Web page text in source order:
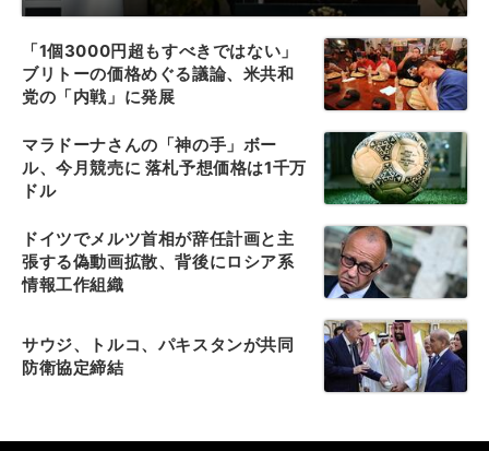
「1個3000円超もすべきではない」
ブリトーの価格めぐる議論、米共和
党の「内戦」に発展
マラドーナさんの「神の手」ボー
ル、今月競売に 落札予想価格は1千万
ドル
ドイツでメルツ首相が辞任計画と主
張する偽動画拡散、背後にロシア系
情報工作組織
サウジ、トルコ、パキスタンが共同
防衛協定締結